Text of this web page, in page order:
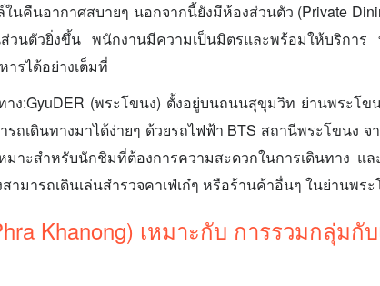
นคืนอากาศสบายๆ นอกจากนี้ยังมีห้องส่วนตัว (Private
ส่วนตัวยิ่งขึ้น พนักงานมีความเป็นมิตรและพร้อมให้บริกา
รได้อย่างเต็มที่
าง:GyuDER (พระโขนง) ตั้งอยู่บนถนนสุขุมวิท ย่านพระโข
รถเดินทางมาได้ง่ายๆ ด้วยรถไฟฟ้า BTS สถานีพระโขนง จ
มาะสำหรับนักชิมที่ต้องการความสะดวกในการเดินทาง แ
ามารถเดินเล่นสำรวจคาเฟ่เก๋ๆ หรือร้านค้าอื่นๆ ในย่านพร
Khanong) เหมาะกับ การรวมกลุ่มกั